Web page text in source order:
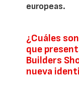
europeas.
¿Cuáles
que
Builders
nueva